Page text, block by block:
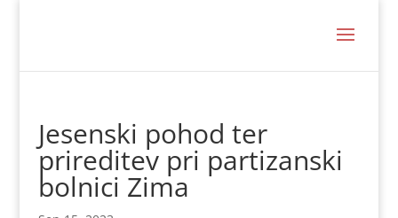
Jesenski pohod ter
prireditev pri partizanski
bolnici Zima